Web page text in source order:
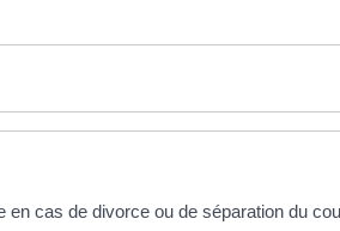
en cas de divorce ou de séparation du